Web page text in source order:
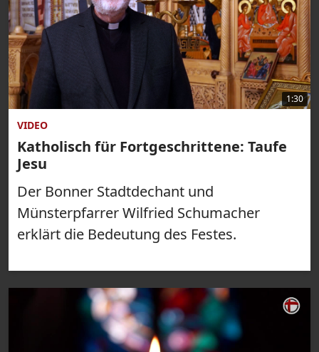
1:30
VIDEO
Katholisch für Fortgeschrittene: Taufe
Jesu
Der Bonner Stadtdechant und
Münsterpfarrer Wilfried Schumacher
erklärt die Bedeutung des Festes.